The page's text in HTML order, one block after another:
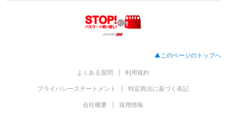
▲このページのトップへ
よくある質問 利用規約
プライバシーステートメント 特定商法に基づく表記
会社概要 採用情報